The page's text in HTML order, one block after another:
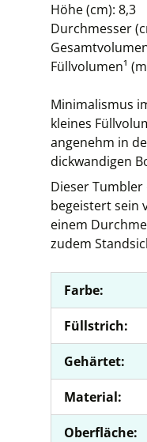
Höhe (cm): 8,3
Durchmesser
Füllvolumen¹
Minimalismus
kleines
angenehm in
dickwandigen
Dieser
begeistert sein
einem
zudem
Farbe:
Füllstrich:
Gehärtet:
Material:
Oberfläche: